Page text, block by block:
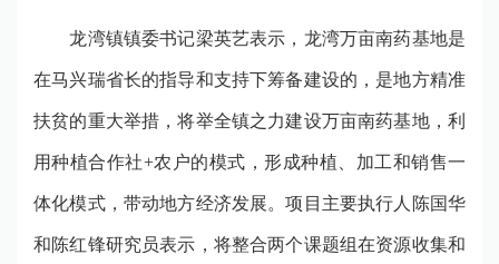
龙湾镇镇委书记梁英艺表示，龙湾万亩南药基地是
在马兴瑞省长的指导和支持下筹备建设的，是地方精准
扶贫的重大举措，将举全镇之力建设万亩南药基地，利
用种植合作社+农户的模式，形成种植、加工和销售一
体化模式，带动地方经济发展。项目主要执行人陈国华
和陈红锋研究员表示，将整合两个课题组在资源收集和